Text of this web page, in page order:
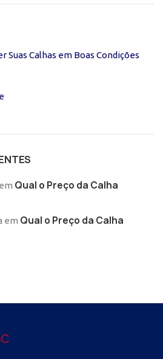
Suas Calhas em Boas Condições
em Qual o Preço da Calha
em Qual o Preço da Calha